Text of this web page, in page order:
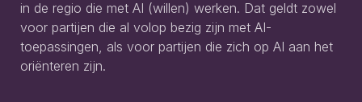
in de regio die met AI (willen) werken. Dat geldt zowel
voor partijen die al volop bezig zijn met AI-
toepassingen, als voor partijen die zich op AI aan het
oriënteren zijn.